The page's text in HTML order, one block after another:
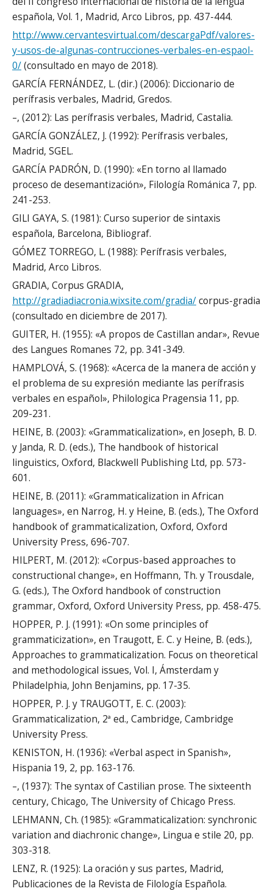
española, Vol. 1, Madrid, Arco Libros, pp. 437-444.
http://www.cervantesvirtual.com/descargaPdf/valores-
y-usos-de-algunas-contrucciones-verbales-en-espaol-
0/(consultado en mayo de 2018).
GARCÍA FERNÁNDEZ, L. (dir.) (2006): Diccionario de
perífrasis verbales, Madrid, Gredos.
–, (2012): Las perífrasis verbales, Madrid, Castalia.
GARCÍA GONZÁLEZ, J. (1992): Perífrasis verbales,
Madrid, SGEL.
GARCÍA PADRÓN, D. (1990): «En torno al llamado
proceso de desemantización», Filología Románica 7, pp.
241-253.
GILI GAYA, S. (1981): Curso superior de sintaxis
española, Barcelona, Bibliograf.
GÓMEZ TORREGO, L. (1988): Perífrasis verbales,
Madrid, Arco Libros.
GRADIA, Corpus GRADIA,
http://gradiadiacronia.wixsite.com/gradia/corpus-gradia
(consultado en diciembre de 2017).
GUITER, H. (1955): «A propos de Castillan andar», Revue
des Langues Romanes 72, pp. 341-349.
HAMPLOVÁ, S. (1968): «Acerca de la manera de acción y
el problema de su expresión mediante las perífrasis
verbales en español», Philologica Pragensia 11, pp.
209-231.
HEINE, B. (2003): «Grammaticalization», en Joseph, B. D.
y Janda, R. D. (eds.), The handbook of historical
linguistics, Oxford, Blackwell Publishing Ltd, pp. 573-
601.
HEINE, B. (2011): «Grammaticalization in African
languages», en Narrog, H. y Heine, B. (eds.), The Oxford
handbook of grammaticalization, Oxford, Oxford
University Press, 696-707.
HILPERT, M. (2012): «Corpus-based approaches to
constructional change», en Hoffmann, Th. y Trousdale,
G. (eds.), The Oxford handbook of construction
grammar, Oxford, Oxford University Press, pp. 458-475.
HOPPER, P. J. (1991): «On some principles of
grammaticization», en Traugott, E. C. y Heine, B. (eds.),
Approaches to grammaticalization. Focus on theoretical
and methodological issues, Vol. I, Ámsterdam y
Philadelphia, John Benjamins, pp. 17-35.
HOPPER, P. J. y TRAUGOTT, E. C. (2003):
Grammaticalization, 2ª ed., Cambridge, Cambridge
University Press.
KENISTON, H. (1936): «Verbal aspect in Spanish»,
Hispania 19, 2, pp. 163-176.
–, (1937): The syntax of Castilian prose. The sixteenth
century, Chicago, The University of Chicago Press.
LEHMANN, Ch. (1985): «Grammaticalization: synchronic
variation and diachronic change», Lingua e stile 20, pp.
303-318.
LENZ, R. (1925): La oración y sus partes, Madrid,
Publicaciones de la Revista de Filología Española.